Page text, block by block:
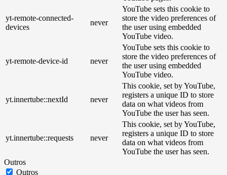
yt-remote-connected-
devices
never
YouTube sets this cookie to
store the video preferences of
the user using embedded
YouTube video.
yt-remote-device-id never
YouTube sets this cookie to
store the video preferences of
the user using embedded
YouTube video.
yt.innertube::nextId never
This cookie, set by YouTube,
registers a unique ID to store
data on what videos from
YouTube the user has seen.
yt.innertube::requests never
This cookie, set by YouTube,
registers a unique ID to store
data on what videos from
YouTube the user has seen.
Outros
Outros